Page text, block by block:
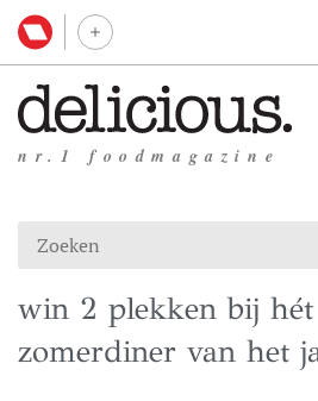
nr.1 foodmagazine
win 2 plekken bij hét
zomerdiner van het